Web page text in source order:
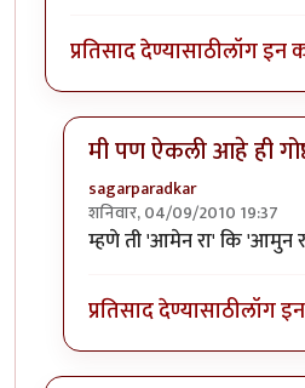
प्रतिसाद देण्यासाठीलॉग इन
मी पण ऐकली आहे ही
sagarparadkar
शनिवार, 04/09/2010 19:37
In reply toअवांतरby
म्हणे ती 'आमेन रा' कि 'आमुन
प्रतिसाद देण्यासाठीलॉग